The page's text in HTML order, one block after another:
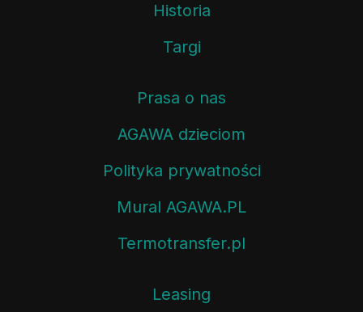
Historia
Targi
Prasa o nas
AGAWA dzieciom
Polityka prywatności
Mural AGAWA.PL
Termotransfer.pl
Leasing